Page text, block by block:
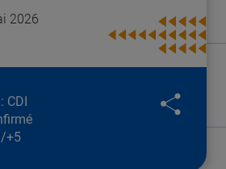
2026
CDI
/+5